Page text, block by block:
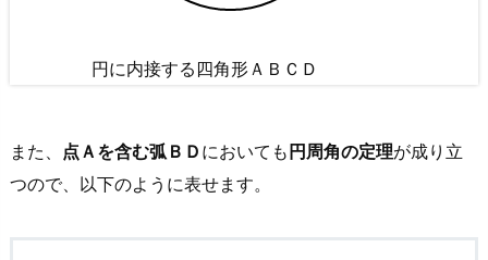
解
答・
円に内接する四角形ＡＢＣＤ
また、 点Ａを含む弧ＢＤにおいても円周角の定理が成り立
つので、以下のように表せます。